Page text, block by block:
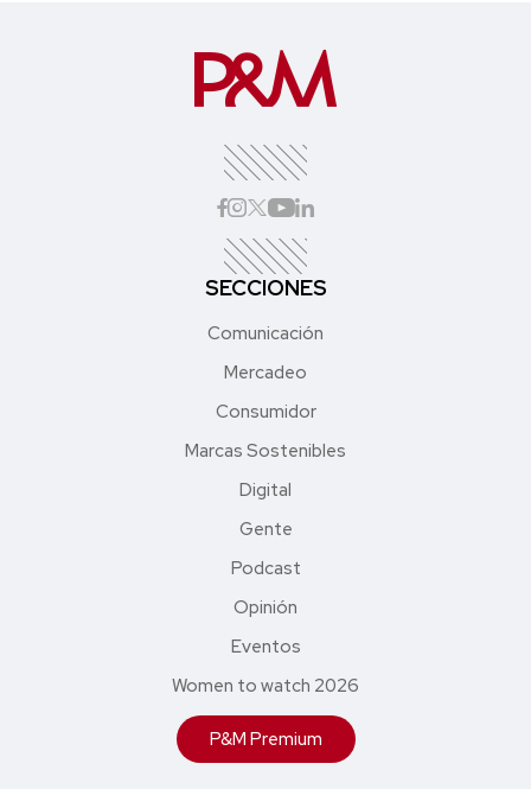
SECCIONES
Comunicación
Mercadeo
Consumidor
Marcas Sostenibles
Digital
Gente
Podcast
Opinión
Eventos
Women to watch 2026
P&M Premium